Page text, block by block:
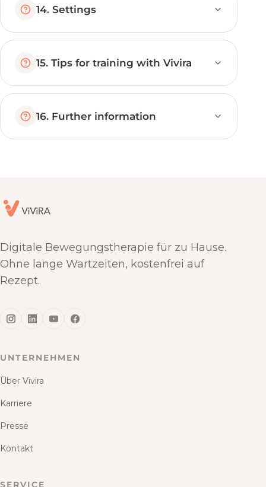
14. Settings
15. Tips for training with Vivira
16. Further information
Digitale Bewegungstherapie für zu Hause.
Ohne lange Wartzeiten, kostenfrei auf
Rezept.
UNTERNEHMEN
Über Vivira
Karriere
Presse
Kontakt
SERVICE